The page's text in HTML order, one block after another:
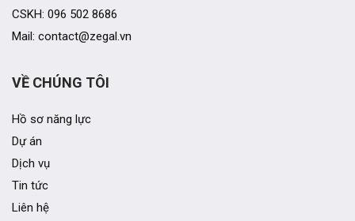
VỀ CHÚNG TÔI
Hồ sơ năng lực
Dự án
Dịch vụ
Tin tức
Liên hệ
CSKH: 096 502 8686
Mail: contact@zegal.vn